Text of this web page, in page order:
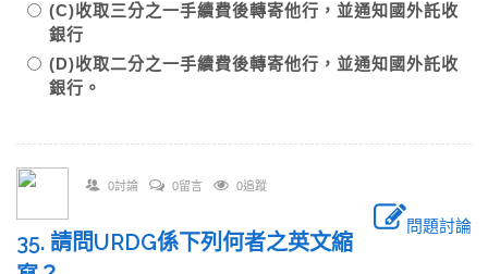
(C)收取三分之一手續費後轉寄他行，並通知國外託收
銀行
(D)收取二分之一手續費後轉寄他行，並通知國外託收
銀行。
0討論 0留言 0追蹤
問題討論
35. 請問URDG係下列何者之英文縮